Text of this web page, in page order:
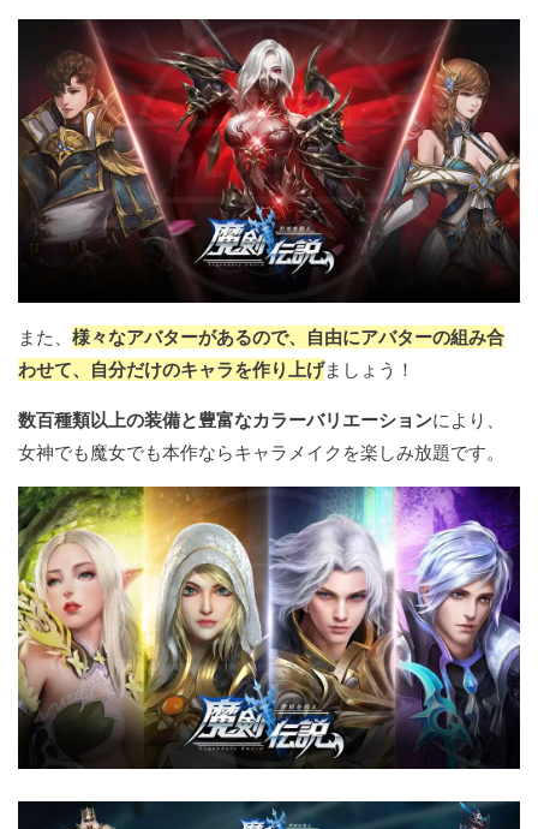
また、 様々なアバターがあるので、自由にアバターの組み合
わせて、自分だけのキャラを作り上げましょう！
数百種類以上の装備と豊富なカラーバリエーションにより、
女神でも魔女でも本作ならキャラメイクを楽しみ放題です。